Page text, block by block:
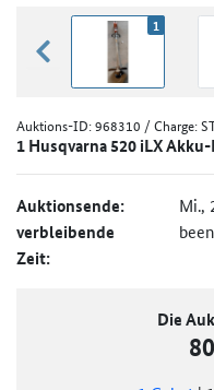
zurück blättern
1
Auktions-ID:968310 / Charge:
1 Husqvarna 520 iLX
Auktionsende: Mi.,
verbleibende
Zeit:
Die